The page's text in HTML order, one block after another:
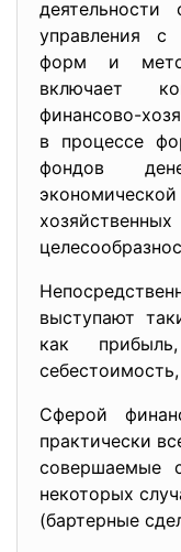
деятельности
управления с
форм и
включает
финансово-
в процессе
фондов
выступают
как
Сферой
практически
совершаемые
некоторых
(бартерные